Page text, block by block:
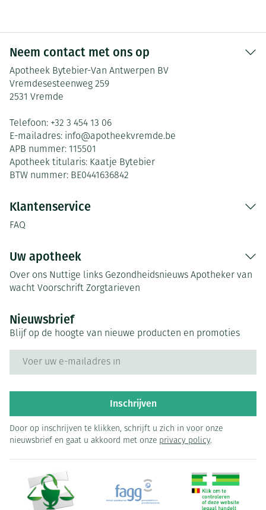
Neem contact met ons op
Apotheek Bytebier-Van Antwerpen BV
Vremdesesteenweg 259
2531 Vremde
Telefoon: +32 3 454 13 06
E-mailadres: info@apotheekvremde.be
APB nummer: 115501
Apotheek titularis: Kaatje Bytebier
BTW nummer: BE0441636842
Klantenservice
FAQ
Uw apotheek
Over ons Nuttige links Gezondheidsnieuws Apotheker van
wacht Voorschrift Zorgtarieven
Nieuwsbrief
Blijf op de hoogte van nieuwe producten en promoties
Inschrijven
Door op inschrijven te klikken, schrijft u zich in voor onze
nieuwsbrief en gaat u akkoord met onze privacy policy.